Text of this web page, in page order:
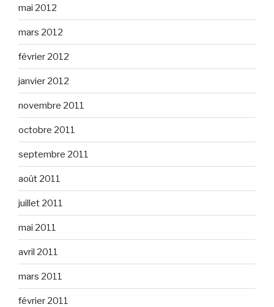
mai 2012
mars 2012
février 2012
janvier 2012
novembre 2011
octobre 2011
septembre 2011
août 2011
juillet 2011
mai 2011
avril 2011
mars 2011
février 2011